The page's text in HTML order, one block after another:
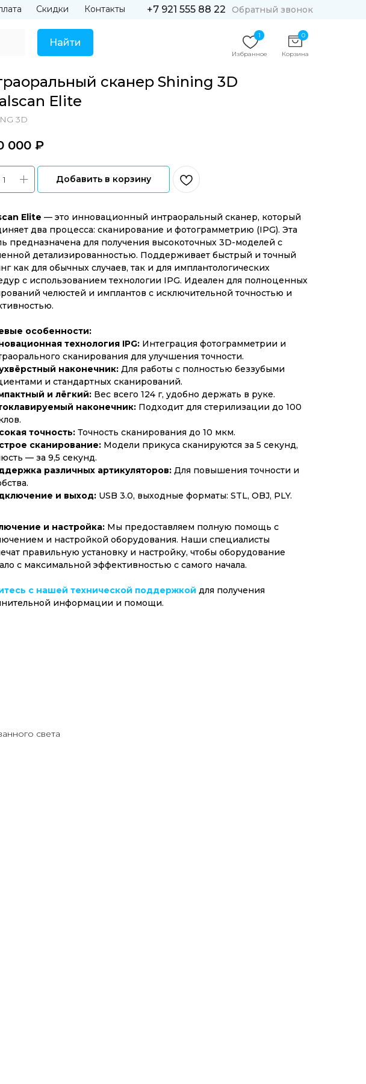
Корзина
Избранное
Найти
+7 921 555 88 22 Обратный звонок
Скидки Контакты
1 0
сканер Shining 3D
Elite
3D
000 ₽‎
Добавить в корзину
Elite — это инновационный интраоральный сканер, который
два процесса: сканирование и фотограмметрию (IPG). Эта
предназначена для получения высокоточных 3D-моделей с
детализированностью. Поддерживает быстрый и точный
как для обычных случаев, так и для имплантологических
с использованием технологии IPG. Идеален для полноценных
челюстей и имплантов с исключительной точностью и
особенности:
технология IPG: Интеграция фотограмметрии и
сканирования для улучшения точности.
наконечник: Для работы с полностью беззубыми
и стандартных сканирований.
и лёгкий: Вес всего 124 г, удобно держать в руке.
наконечник: Подходит для стерилизации до 100
точность: Точность сканирования до 10 мкм.
сканирование: Модели прикуса сканируются за 5 секунд,
— за 9,5 секунд.
различных артикуляторов: Для повышения точности и
и выход: USB 3.0, выходные форматы: STL, OBJ, PLY.
и настройка: Мы предоставляем полную помощь с
и настройкой оборудования. Наши специалисты
правильную установку и настройку, чтобы оборудование
с максимальной эффективностью с самого начала.
с нашей технической поддержкой для получения
информации и помощи.
света